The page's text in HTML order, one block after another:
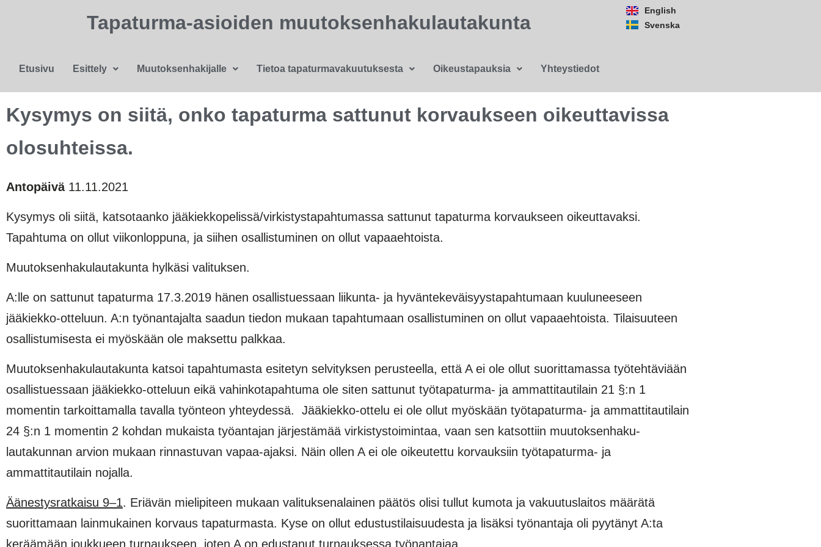
Tapaturma-asioiden muutoksenhakulautakunta
Etusivu Esittely Muutoksenhakijalle Tietoa tapaturmavakuutuksesta Oikeustapauksia Yhteystiedot
English
Svenska
Kysymys on siitä, onko tapaturma sattunut korvaukseen oikeuttavissa
olosuhteissa.
Antopäivä11.11.2021
Kysymys oli siitä, katsotaanko jääkiekkopelissä/virkistystapahtumassa sattunut tapaturma korvaukseen oikeuttavaksi.
Tapahtuma on ollut viikonloppuna, ja siihen osallistuminen on ollut vapaaehtoista.
Muutoksenhakulautakunta hylkäsi valituksen.
A:lle on sattunut tapaturma 17.3.2019 hänen osallistuessaan liikunta- ja hyväntekeväisyystapah­tu­maan kuuluneeseen
jääkiekko-otteluun. A:n työnantajalta saadun tiedon mukaan tapahtu­maan osal­listuminen on ollut vapaaehtoista. Tilaisuuteen
osallistumisesta ei myöskään ole mak­settu palkkaa.
Muutoksenhakulautakunta katsoi tapahtumasta esitetyn selvityksen perusteella, että A ei ole ollut suorittamassa työtehtäviään
osallistuessaan jääkiekko-otteluun eikä vahinkotapahtuma ole siten sat­tunut työtapaturma- ja ammattitautilain 21 §:n 1
momentin tarkoittamalla tavalla työn­teon yhtey­dessä. Jääkiekko-ottelu ei ole ollut myöskään työtapaturma- ja ammattitautilain
24 §:n 1 momentin 2 kohdan mukaista työantajan järjestämää virkistystoimintaa, vaan sen katsot­tiin muutoksenhaku­
lautakunnan arvion mukaan rinnastuvan vapaa-ajaksi. Näin ollen A ei ole oi­keutettu korvauksiin työ­tapaturma- ja
ammattitautilain nojalla.
Äänestysratkaisu 9–1. Eriävän mielipiteen mukaan valituksenalainen päätös olisi tullut kumota ja va­kuutuslaitos määrätä
suorittamaan lainmukainen korvaus tapaturmasta. Kyse on ollut edus­tustilai­suudesta ja lisäksi työnantaja oli pyytänyt A:ta
keräämään joukkueen turnaukseen, joten A on edus­tanut turnauksessa työnantajaa.